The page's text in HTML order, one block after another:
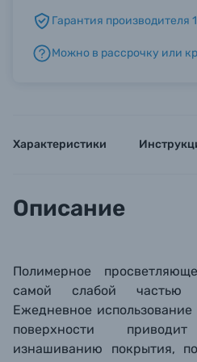
Б/У фототехника
Гарантия производителя
Можно в рассрочку или
Характеристики
Описание
Полимерное
самой слабой частью
Ежедневное
поверхности
изнашиванию покрытия,